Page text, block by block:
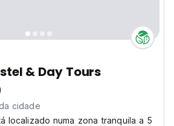
& Day Tours
cidade
localizado numa zona tranquila a 5